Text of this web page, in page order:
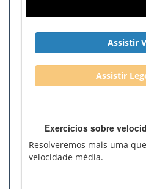
Assistir
Assistir
Exercícios sobre
Resolveremos mais uma
velocidade média.